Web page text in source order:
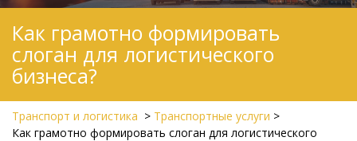
Как грамотно формировать
слоган для логистического
бизнеса?
Транспорт и логистика > Транспортные услуги >
Как грамотно формировать слоган для логистического